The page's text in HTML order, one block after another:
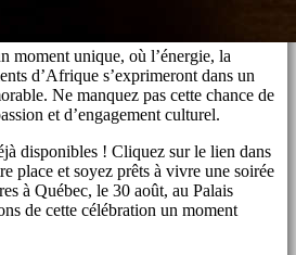
moment unique, où l’énergie, la
d’Afrique s’exprimeront dans un
Ne manquez pas cette chance de
et d’engagement culturel.
disponibles ! Cliquez sur le lien dans
place et soyez prêts à vivre une soirée
à Québec, le 30 août, au Palais
de cette célébration un moment